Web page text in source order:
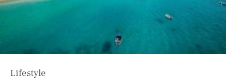
Lifestyle